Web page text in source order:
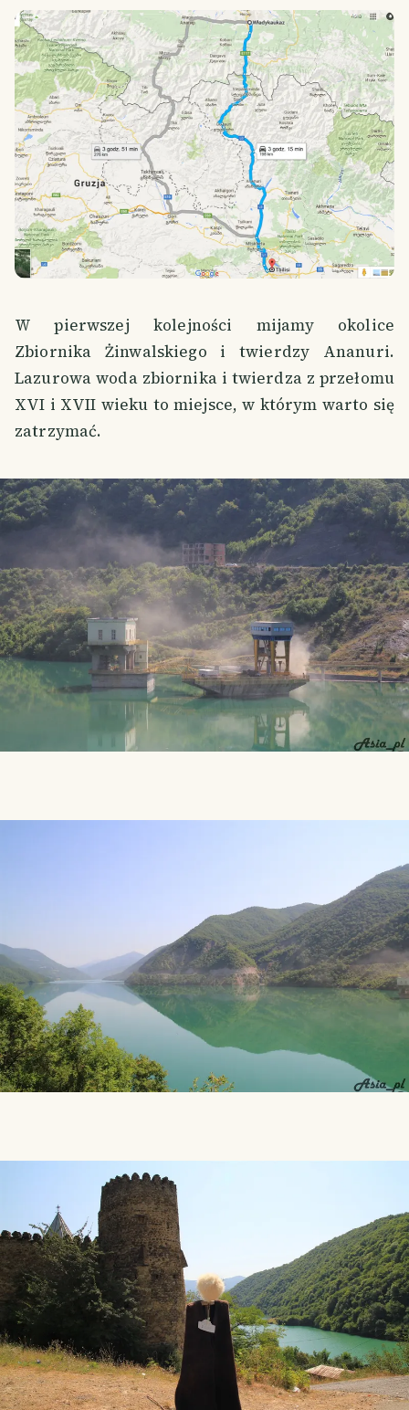
W pierwszej kolejności mijamy okolice
Zbiornika Żinwalskiego i twierdzy Ananuri.
Lazurowa woda zbiornika i twierdza z przełomu
XVI i XVII wieku to miejsce, w którym warto się
zatrzymać.